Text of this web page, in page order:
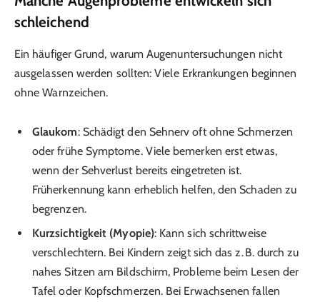
schleichend
Ein häufiger Grund, warum Augenuntersuchungen nicht
ausgelassen werden sollten: Viele Erkrankungen beginnen
ohne Warnzeichen.
Glaukom: Schädigt den Sehnerv oft ohne Schmerzen
oder frühe Symptome. Viele bemerken erst etwas,
wenn der Sehverlust bereits eingetreten ist.
Früherkennung kann erheblich helfen, den Schaden zu
begrenzen.
Kurzsichtigkeit (Myopie): Kann sich schrittweise
verschlechtern. Bei Kindern zeigt sich das z. B. durch zu
nahes Sitzen am Bildschirm, Probleme beim Lesen der
Tafel oder Kopfschmerzen. Bei Erwachsenen fallen